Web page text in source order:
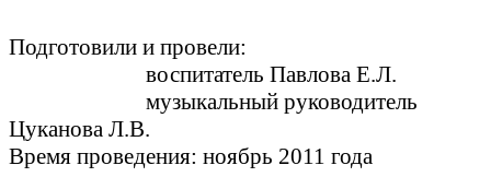
Подготовили и провели:
воспитатель Павлова Е.Л.
музыкальный руководитель
Цуканова Л.В.
Время проведения: ноябрь 2011 года